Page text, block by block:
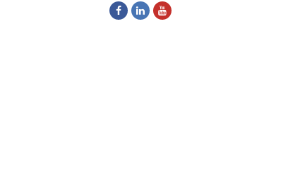
Facebook
LinkedInYoutube